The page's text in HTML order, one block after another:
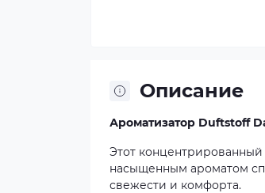
Описание
Ароматизатор Duftstoff
Этот
насыщенным ароматом
свежести и комфорта.